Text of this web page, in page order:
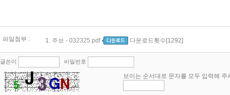
파일첨부 : 1. 주보 - 032325.pdf 다운로드횟수[1292]
글쓴이 비밀번호
보이는 순서대로 문자를 모두 입력해 주